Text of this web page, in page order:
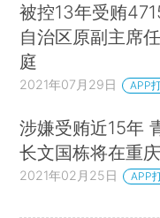
被控13年受贿
自治区原副主席
庭
2021年07月29日 APP
涉嫌受贿近15年
长文国栋将在重
2021年02月25日 APP